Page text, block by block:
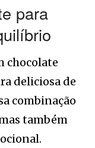
para
chocolate
deliciosa de
combinação
também